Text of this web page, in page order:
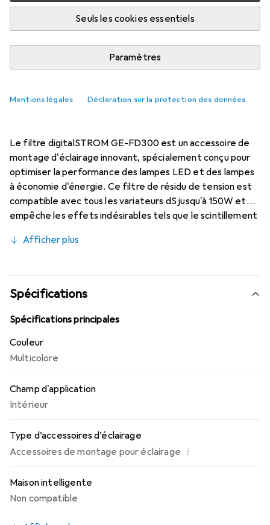
Seuls les cookies essentiels
Paramètres
Mentions légales Déclaration sur la protection des données
Livraison gratuite à partir de 39,– i
Informations sur le produit
Le filtre digitalSTROM GE-FD300 est un accessoire de
montage d'éclairage innovant, spécialement conçu pour
optimiser la performance des lampes LED et des lampes
à économie d'énergie. Ce filtre de résidu de tension est
compatible avec tous les variateurs dS jusqu'à 150W et
empêche les effets indésirables tels que le scintillement
extinctions temporaires des lampes, ce qui conduit à un
mode autonome, ce qui le rend indépendant des autres
systèmes. Avec sa conception compacte et son faible
poids, il est facile à installer et idéal pour une utilisation en
intérieur. Le GE-FD300 est une solution pratique pour
la lumière sans interférences.
Afficher plus
Spécifications
Spécifications principales
Couleur
Multicolore
Champ d'application
Intérieur
Type d’accessoires d’éclairage
Accessoires de montage pour éclairage i
Maison intelligente
Non compatible